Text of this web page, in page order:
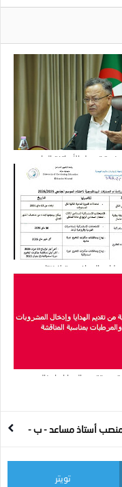
تحويل الأساتذة الجامعيين
الجامعية
البيداغوجية لاختتام
من تقديم الهدايا وإدخال
أستاذ مساعد - ب -
تويتر